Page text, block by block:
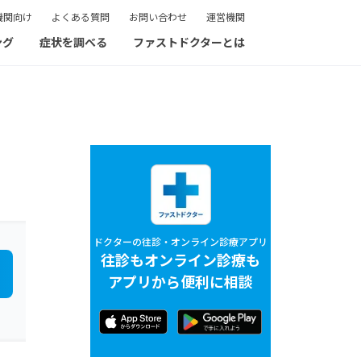
関向け よくある質問 お問い合わせ 運営機関
症状を調べる ファストドクターとは
ドクターの往診・オンライン診療アプリ
往診もオンライン診療も
アプリから便利に相談